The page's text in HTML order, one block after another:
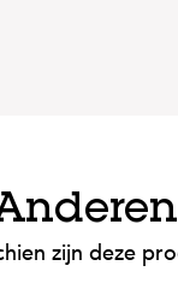
zijn deze